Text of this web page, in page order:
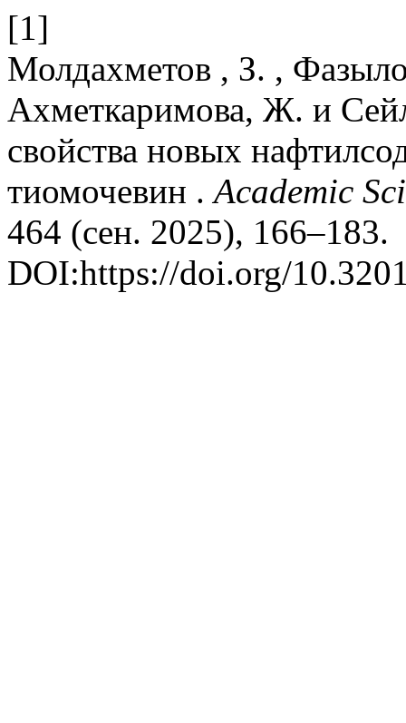
[1]
Молдахметов , З. ,
Ахметкаримова, Ж. и
свойства новых
тиомочевин .Academic
464 (сен. 2025), 166–183.
DOI:https://doi.org/